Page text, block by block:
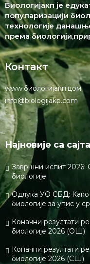
Биологијакп је
популаризацији
технологије
према
Контакт
www.биологијакп.цом
info@biologijakp.com
Најновије са сајта
Завршни испит 2026:
биологије
Одлука УО СБД: Како
биологије за упис у
Коначни резултати
биологије 2026 (ОШ)
Коначни резултати
биологије 2026 (СШ)